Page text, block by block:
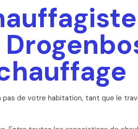
de votre habitation, tant que le